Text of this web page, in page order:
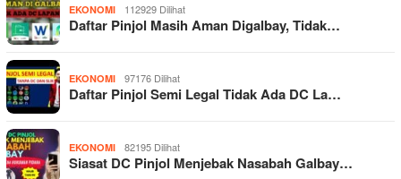
EKONOMI 112929 Dilihat
Daftar Pinjol Masih Aman Digalbay, Tidak…
EKONOMI 97176 Dilihat
Daftar Pinjol Semi Legal Tidak Ada DC La…
EKONOMI 82195 Dilihat
Siasat DC Pinjol Menjebak Nasabah Galbay…